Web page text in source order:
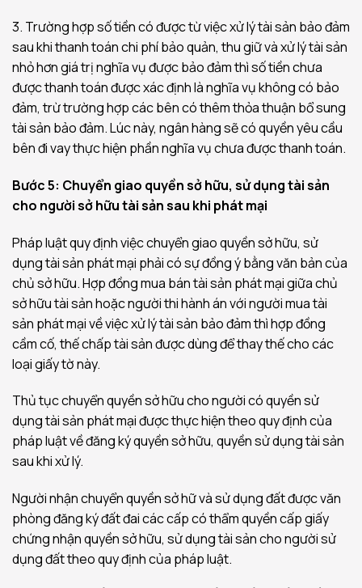
3. Trường hợp số tiền có được từ việc xử lý tài sản bảo đảm
sau khi thanh toán chi phí bảo quản, thu giữ và xử lý tài sản
nhỏ hơn giá trị nghĩa vụ được bảo đảm thì số tiền chưa
được thanh toán được xác định là nghĩa vụ không có bảo
đảm, trừ trường hợp các bên có thêm thỏa thuận bổ sung
tài sản bảo đảm. Lúc này, ngân hàng sẽ có quyền yêu cầu
bên đi vay thực hiện phần nghĩa vụ chưa được thanh toán.
Bước 5: Chuyển giao quyền sở hữu, sử dụng tài sản
cho người sở hữu tài sản sau khi phát mại
Pháp luật quy định việc chuyển giao quyền sở hữu, sử
dụng tài sản phát mại phải có sự đồng ý bằng văn bản của
chủ sở hữu. Hợp đồng mua bán tài sản phát mại giữa chủ
sở hữu tài sản hoặc người thi hành án với người mua tài
sản phát mại về việc xử lý tài sản bảo đảm thì hợp đồng
cầm cố, thế chấp tài sản được dùng để thay thế cho các
loại giấy tờ này.
Thủ tục chuyển quyền sở hữu cho người có quyền sử
dụng tài sản phát mại được thực hiện theo quy định của
pháp luật về đăng ký quyền sở hữu, quyền sử dụng tài sản
sau khi xử lý.
Người nhận chuyển quyền sở hữ và sử dụng đất được văn
phòng đăng ký đất đai các cấp có thẩm quyền cấp giấy
chứng nhận quyền sở hữu, sử dụng tài sản cho người sử
dụng đất theo quy định của pháp luật.